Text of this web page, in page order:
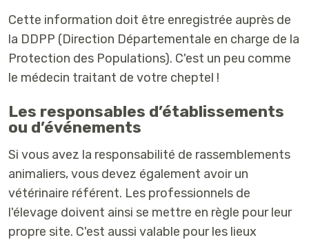
Cette information doit être enregistrée auprès de
la DDPP (Direction Départementale en charge de la
Protection des Populations). C'est un peu comme
le médecin traitant de votre cheptel !
Les responsables d’établissements
ou d’événements
Si vous avez la responsabilité de rassemblements
animaliers, vous devez également avoir un
vétérinaire référent. Les professionnels de
l'élevage doivent ainsi se mettre en règle pour leur
propre site. C'est aussi valable pour les lieux